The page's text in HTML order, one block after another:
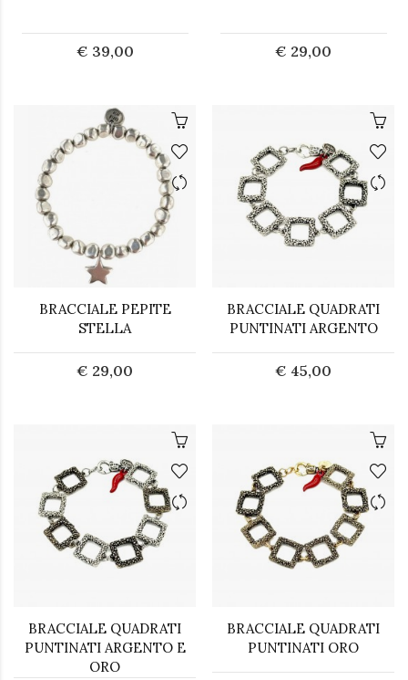
€ 39,00 € 29,00
BRACCIALE PEPITE
STELLA
€ 29,00
BRACCIALE QUADRATI
PUNTINATI ARGENTO
€ 45,00
BRACCIALE QUADRATI
PUNTINATI ARGENTO E
ORO
BRACCIALE QUADRATI
PUNTINATI ORO